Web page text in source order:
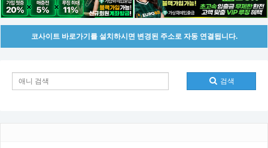
코사이트 바로가기를 설치하시면 변경된 주소로 자동 연결됩니다.
검색